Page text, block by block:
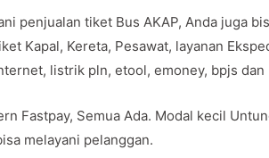
penjualan tiket Bus AKAP, Anda juga
Kapal, Kereta, Pesawat, layanan
listrik pln, etool, emoney, bpjs dan
Fastpay, Semua Ada. Modal kecil
melayani pelanggan.